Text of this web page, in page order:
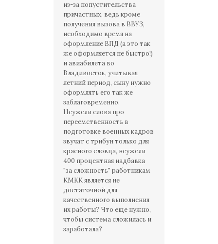
из-за попустительства
причастных, ведь кроме
получения вызова в ВВУЗ,
необходимо время на
оформление ВПД (а это так
же оформляется не быстро!)
и авиабилета во
Владивосток, учитывая
летний период, сыну нужно
оформлять его так же
заблаговременно.
Неужели слова про
переемственность в
подготовке военных кадров
звучат с трибун только для
красного словца, неужели
400 процентная надбавка
"за сложность" работникам
КМКК является не
достаточной для
качественного выполнения
их работы? Что еще нужно,
чтобы система сложилась и
заработала?